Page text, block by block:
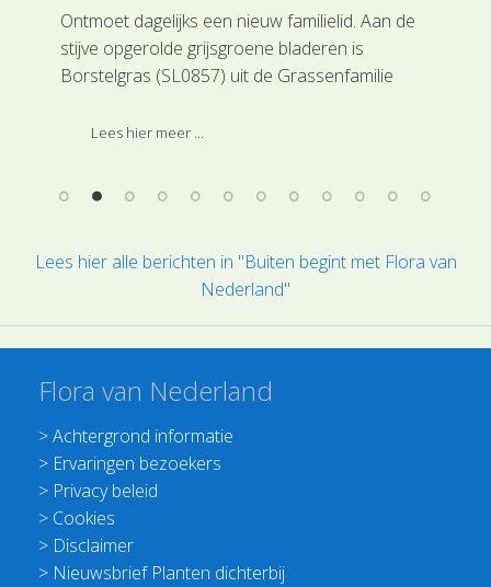
Ontmoet dagelijks een nieuw familielid. Aan de
stijve opgerolde grijsgroene bladeren is
Borstelgras (SL0857) uit de Grassenfamilie
hoofdgroep Grasachtigen.
Lees hier meer ...
Lees hier alle berichten in "Buiten begint met Flora van
Nederland"
Flora van Nederland
>Achtergrond informatie
> Ervaringen bezoekers
> Privacy beleid
> Cookies
> Disclaimer
> Nieuwsbrief Planten dichterbij